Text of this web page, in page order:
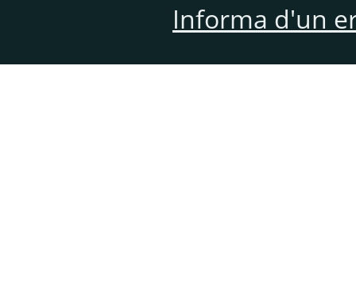
Informa d'un